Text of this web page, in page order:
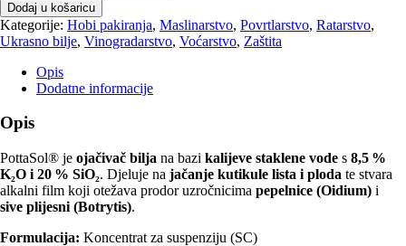
–
Kalijev
silikat
protiv
pepelnice
sive
plijesni
Dodaj u košaricu
Kategorije: Hobi pakiranja, Maslinarstvo, Povrtlarstvo, Ratarstvo,
Ukrasno bilje, Vinogradarstvo, Voćarstvo, Zaštita
Opis
Dodatne informacije
Opis
PottaSol® je ojačivač bilja na bazi kalijeve staklene vode s 8,5 %
K₂O i 20 % SiO₂. Djeluje na jačanje kutikule lista i ploda te stvara
alkalni film koji otežava prodor uzročnicima pepelnice (Oidium) i
sive plijesni (Botrytis).
Formulacija: Koncentrat za suspenziju (SC)